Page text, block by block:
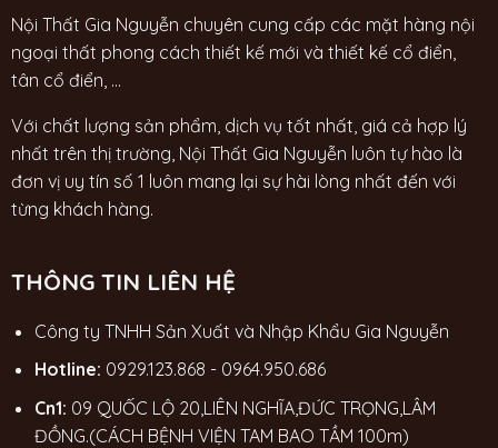
Nội Thất Gia Nguyễn chuyên cung cấp các mặt hàng nội
ngoại thất phong cách thiết kế mới và thiết kế cổ điển,
tân cổ điển, ...
Với chất lượng sản phẩm, dịch vụ tốt nhất, giá cả hợp lý
nhất trên thị trường, Nội Thất Gia Nguyễn luôn tự hào là
đơn vị uy tín số 1 luôn mang lại sự hài lòng nhất đến với
từng khách hàng.
THÔNG TIN LIÊN HỆ
Công ty TNHH Sản Xuất và Nhập Khẩu Gia Nguyễn
Hotline: 0929.123.868 - 0964.950.686
Cn1: 09 QUỐC LỘ 20,LIÊN NGHĨA,ĐỨC TRỌNG,LÂM
ĐỒNG.(CÁCH BỆNH VIỆN TAM BAO TẦM 100m)